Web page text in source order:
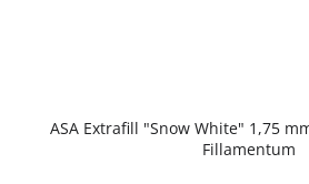
ASA Extrafill "Snow White" 1,75
Fillamentum